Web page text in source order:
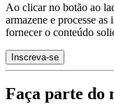
Ao clicar no botão ao
armazene e processe as
fornecer o conteúdo
Faça parte do